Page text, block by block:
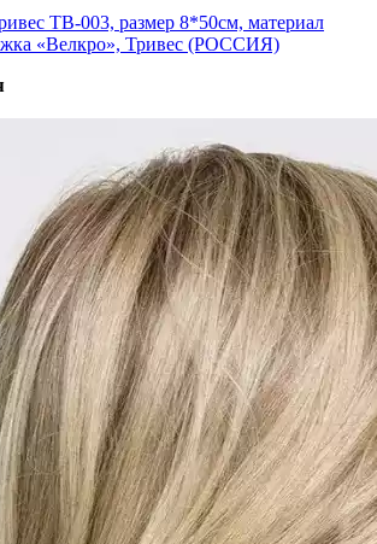
ТВ-003, размер 8*50см, материал
«Велкро», Тривес (РОССИЯ)